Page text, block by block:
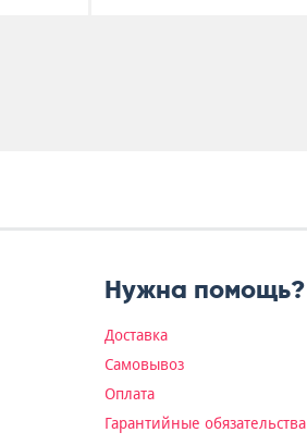
Нужна помощь?
Доставка
Самовывоз
Оплата
Гарантийные обязательства